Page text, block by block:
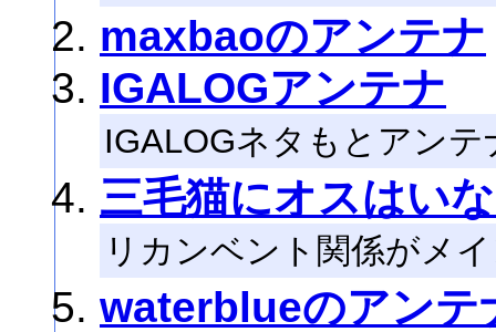
maxbaoのアンテナ
IGALOGアンテナ
IGALOGネタもとアンテ
三毛猫にオスはい
リカンベント関係がメ
waterblueのアンテ